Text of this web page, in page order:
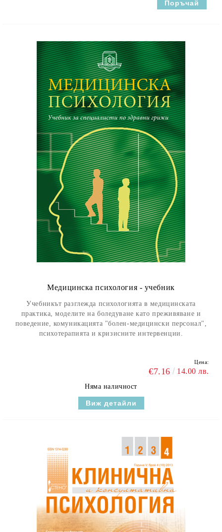
Медицинска психология - учебник
Учебникът разглежда психологията в медицинската
практика, моделите на боледуване като преживяване и
поведение, комуникацията "болен-медицински персонал",
психотерапията и кризисните интервенции.
Цена:
€7.16 14.00 лв.
Няма наличност
Виж детайли